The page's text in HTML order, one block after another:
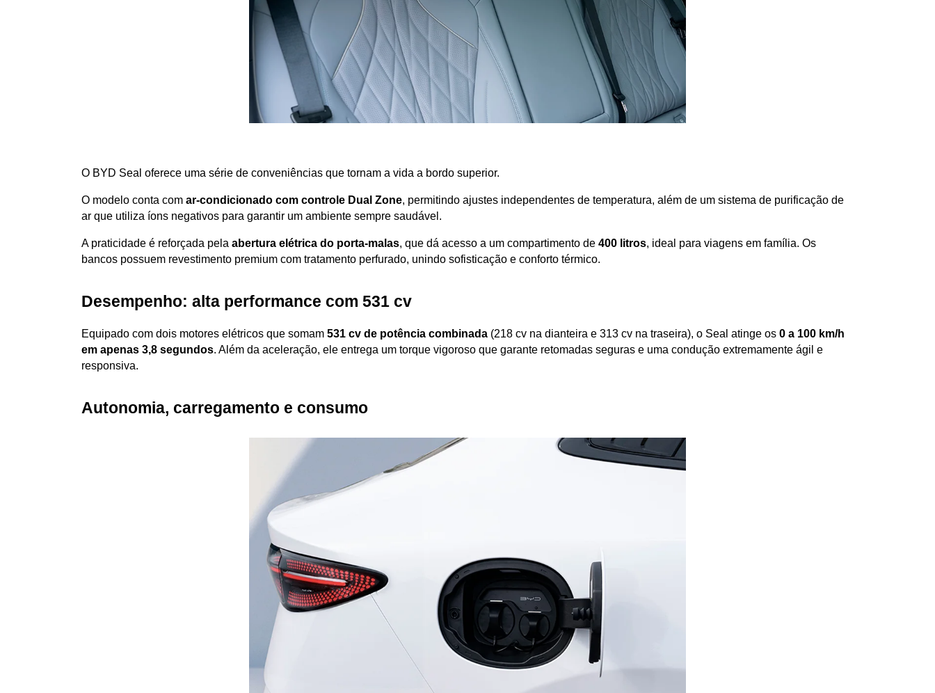
O BYD Seal oferece uma série de conveniências que tornam a vida a bordo superior.
O modelo conta com ar-condicionado com controle Dual Zone, permitindo ajustes independentes de temperatura, além de um sistema de purificação de
ar que utiliza íons negativos para garantir um ambiente sempre saudável.
A praticidade é reforçada pela abertura elétrica do porta-malas, que dá acesso a um compartimento de 400 litros, ideal para viagens em família. Os
bancos possuem revestimento premium com tratamento perfurado, unindo sofisticação e conforto térmico.
Desempenho: alta performance com 531 cv
Equipado com dois motores elétricos que somam 531 cv de potência combinada (218 cv na dianteira e 313 cv na traseira), o Seal atinge os 0 a 100 km/h
em apenas 3,8 segundos. Além da aceleração, ele entrega um torque vigoroso que garante retomadas seguras e uma condução extremamente ágil e
responsiva.
Autonomia, carregamento e consumo